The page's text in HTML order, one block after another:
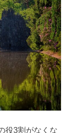
役3割がなくな